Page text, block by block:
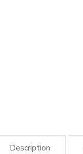
Description